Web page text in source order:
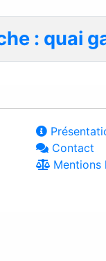
: quai
Contact
Mentions